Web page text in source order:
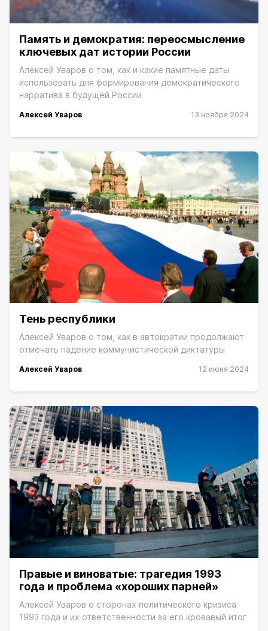
Память и демократия: переосмысление
ключевых дат истории России
Алексей Уваров о том, как и какие памятные даты
использовать для формирования демократического
нарратива в будущей России
Алексей Уваров 13 ноября 2024
Тень республики
Алексей Уваров о том, как в автократии продолжают
отмечать падение коммунистической диктатуры
Алексей Уваров 12 июня 2024
Правые и виноватые: трагедия 1993
года и проблема «хороших парней»
Алексей Уваров о сторонах политического кризиса
1993 года и их ответственности за его кровавый итог